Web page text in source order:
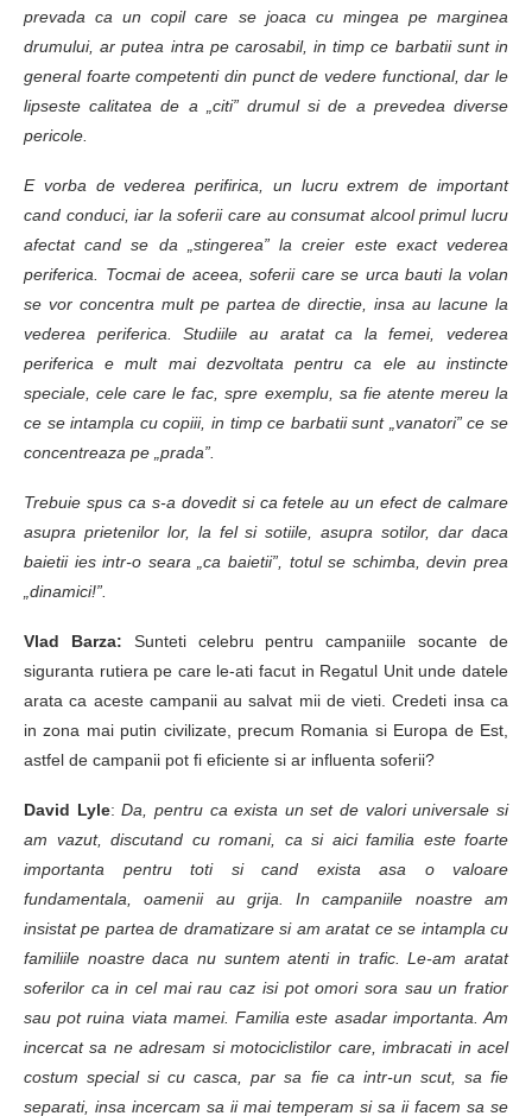
prevada ca un copil care se joaca cu mingea pe marginea
drumului, ar putea intra pe carosabil, in timp ce barbatii sunt in
general foarte competenti din punct de vedere functional, dar le
lipseste calitatea de a „citi” drumul si de a prevedea diverse
pericole.
E vorba de vederea perifirica, un lucru extrem de important
cand conduci, iar la soferii care au consumat alcool primul lucru
afectat cand se da „stingerea” la creier este exact vederea
periferica. Tocmai de aceea, soferii care se urca bauti la volan
se vor concentra mult pe partea de directie, insa au lacune la
vederea periferica. Studiile au aratat ca la femei, vederea
periferica e mult mai dezvoltata pentru ca ele au instincte
speciale, cele care le fac, spre exemplu, sa fie atente mereu la
ce se intampla cu copiii, in timp ce barbatii sunt „vanatori” ce se
concentreaza pe „prada”.
Trebuie spus ca s-a dovedit si ca fetele au un efect de calmare
asupra prietenilor lor, la fel si sotiile, asupra sotilor, dar daca
baietii ies intr-o seara „ca baietii”, totul se schimba, devin prea
„dinamici!”.
Vlad Barza: Sunteti celebru pentru campaniile socante de
siguranta rutiera pe care le-ati facut in Regatul Unit unde datele
arata ca aceste campanii au salvat mii de vieti. Credeti insa ca
in zona mai putin civilizate, precum Romania si Europa de Est,
astfel de campanii pot fi eficiente si ar influenta soferii?
David Lyle: Da, pentru ca exista un set de valori universale si
am vazut, discutand cu romani, ca si aici familia este foarte
importanta pentru toti si cand exista asa o valoare
fundamentala, oamenii au grija. In campaniile noastre am
insistat pe partea de dramatizare si am aratat ce se intampla cu
familiile noastre daca nu suntem atenti in trafic. Le-am aratat
soferilor ca in cel mai rau caz isi pot omori sora sau un fratior
sau pot ruina viata mamei. Familia este asadar importanta. Am
incercat sa ne adresam si motociclistilor care, imbracati in acel
costum special si cu casca, par sa fie ca intr-un scut, sa fie
separati, insa incercam sa ii mai temperam si sa ii facem sa se